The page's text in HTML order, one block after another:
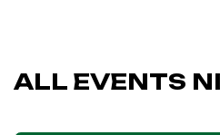
ALL EVENTS